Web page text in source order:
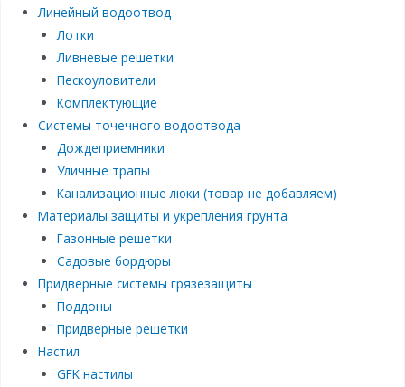
Линейный водоотвод
Лотки
Ливневые решетки
Пескоуловители
Комплектующие
Системы точечного водоотвода
Дождеприемники
Уличные трапы
Канализационные люки (товар не добавляем)
Материалы защиты и укрепления грунта
Газонные решетки
Садовые бордюры
Придверные системы грязезащиты
Поддоны
Придверные решетки
Настил
GFK настилы